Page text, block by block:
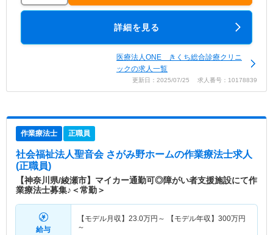
詳細を見る
医療法人ONE きくち総合診療クリニ
ックの求人一覧
更新日：2025/07/25 求人番号：10178839
作業療法士 正職員
社会福祉法人聖音会 さがみ野ホームの作業療法士求人
(正職員)
【神奈川県/綾瀬市】マイカー通勤可◎障がい者支援施設にて作
業療法士募集♪＜常勤＞
給与
【モデル月収】 23.0万円～ 【モデル年収】 300万円
～